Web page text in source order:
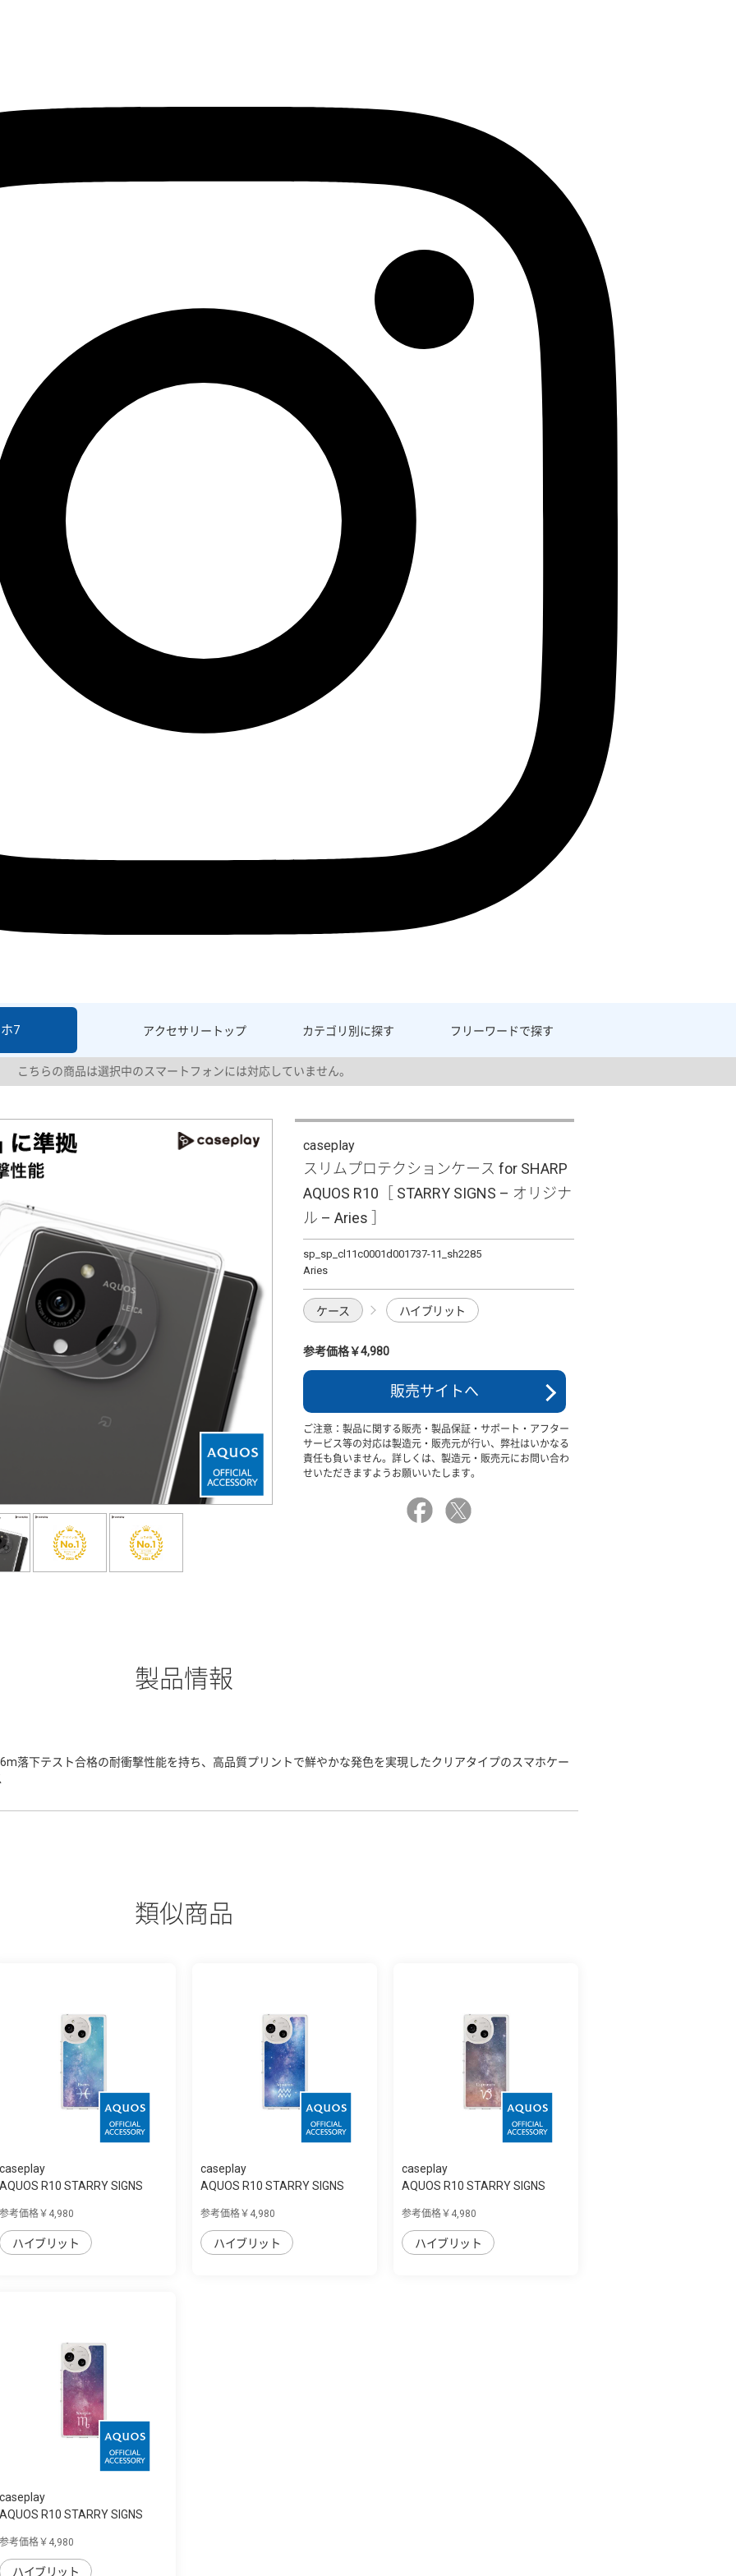
アクセサリー トップ カテゴリ別に探す フリーワードで探す
7
こちらの商品は選択中のスマートフォンには対応していません。
caseplay
スリムプロテクションケース for SHARP
AQUOS R10［ STARRY SIGNS – オリジナ
ル – Aries ］
sp_sp_cl11c0001d001737-11_sh2285
Aries
ケース ハイブリット
参考価格￥4,980
販売サイトへ
ご注意：製品に関する販売・製品保証・サポート・アフター
サービス等の対応は製造元・販売元が行い、弊社はいかなる
責任も負いません。詳しくは、製造元・販売元にお問い合わ
せいただきますようお願いいたします。
製品情報
落下テスト合格の耐衝撃性能を持ち、高品質プリントで鮮やかな発色を実現したクリアタイプのスマホケー
類似商品
caseplay
AQUOS R10 STARRY SIGNS
参考価格￥4,980
ハイブリット
caseplay
AQUOS R10 STARRY SIGNS
参考価格￥4,980
ハイブリット
caseplay
AQUOS R10 STARRY SIGNS
参考価格￥4,980
ハイブリット
caseplay
AQUOS R10 STARRY SIGNS
参考価格￥4,980
ハイブリット